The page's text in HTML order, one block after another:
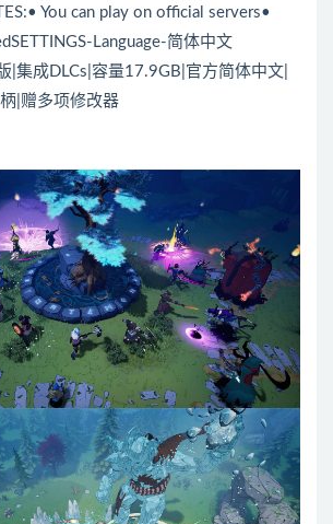
You can play on official servers•
Language-简体中文
|集成DLCs|容量17.9GB|官方简体中文|
|赠多项修改器